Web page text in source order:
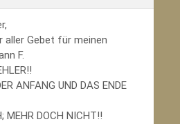
aller Gebet für meinen
F.
ANFANG UND DAS ENDE
MEHR DOCH NICHT!!